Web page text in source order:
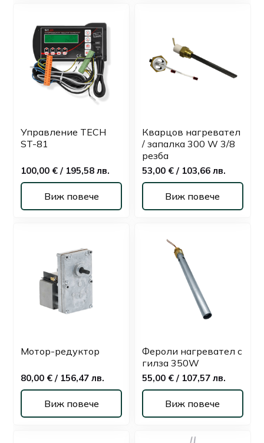
Управление TECH
ST-81
100,00 € / 195,58 лв.
Виж повече
Кварцов нагревател
/ запалка 300 W 3/8
резба
53,00 € / 103,66 лв.
Виж повече
Мотор-редуктор
80,00 € / 156,47 лв.
Виж повече
Фероли нагревател с
гилза 350W
55,00 € / 107,57 лв.
Виж повече